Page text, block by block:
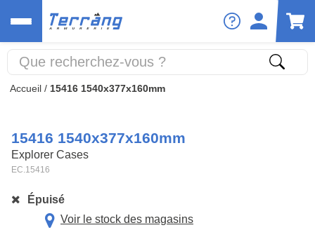
Accueil / 15416 1540x377x160mm
15416 1540x377x160mm
Explorer Cases
EC.15416
Épuisé
Voir le stock des magasins